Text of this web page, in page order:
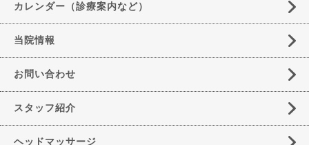
カレンダー（診療案内など）
当院情報
お問い合わせ
スタッフ紹介
ヘッドマッサージ